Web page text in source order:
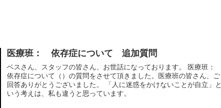
医療班： 依存症について 追加質問
ベスさん、スタッフの皆さん、お世話になっております。 医療班：
依存症について（）の質問をさせて頂きました。医療班の皆さん、ご
回答ありがとうございました。 「人に迷惑をかけないことが自立」と
いう考えは、私も違うと思っています。